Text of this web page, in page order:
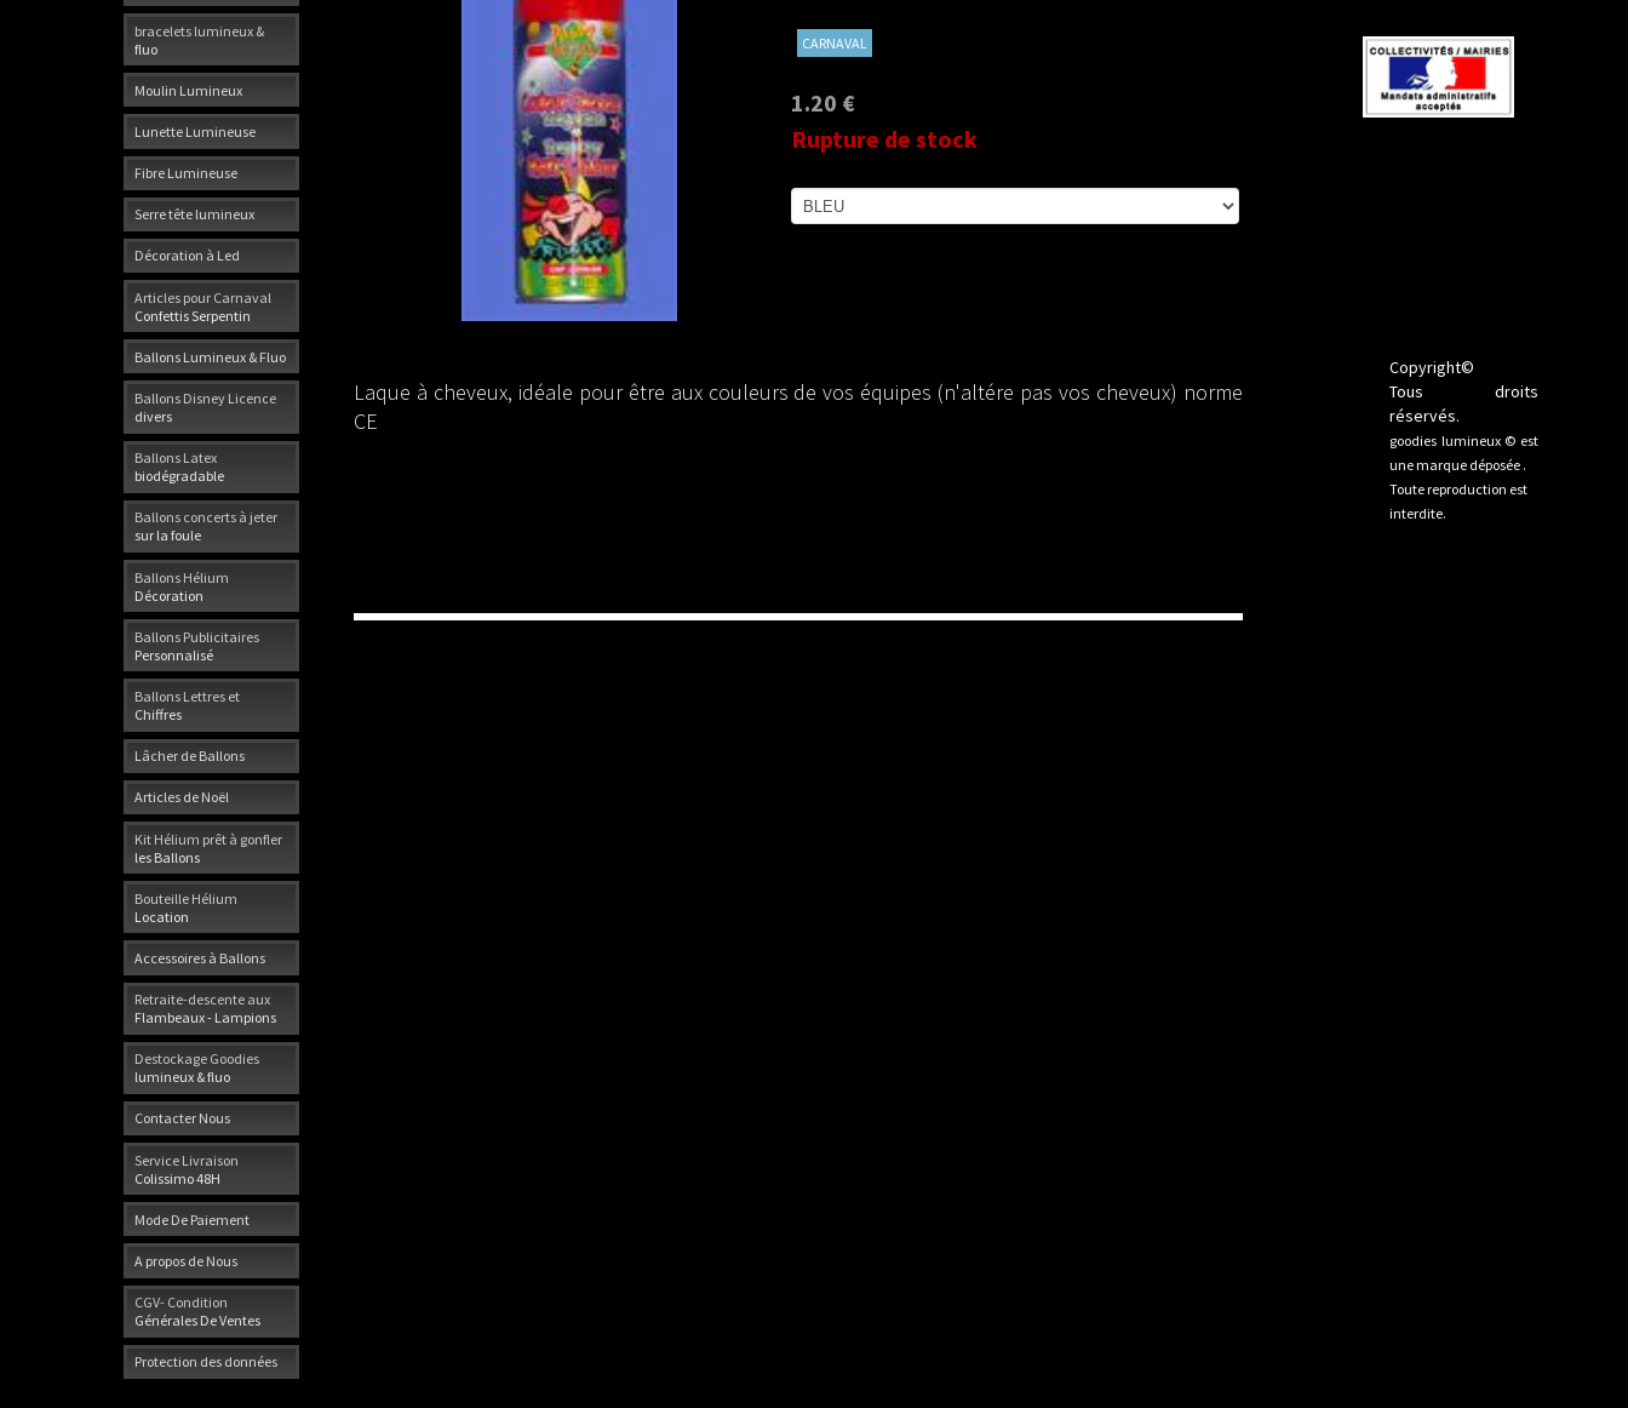
bracelets lumineux &
fluo
Moulin Lumineux
Lunette Lumineuse
Fibre Lumineuse
Serre tête lumineux
Décoration à Led
Articles pour Carnaval
Confettis Serpentin
Ballons Lumineux & Fluo
Ballons Disney Licence
divers
Ballons Latex
biodégradable
Ballons concerts à jeter
sur la foule
Ballons Hélium
Décoration
Ballons Publicitaires
Personnalisé
Ballons Lettres et
Chiffres
Lâcher de Ballons
Articles de Noël
Kit Hélium prêt à gonfler
les Ballons
Bouteille Hélium
Location
Accessoires à Ballons
Retraite-descente aux
Flambeaux - Lampions
Destockage Goodies
lumineux & fluo
Contacter Nous
Service Livraison
Colissimo 48H
Mode De Paiement
A propos de Nous
CGV- Condition
Générales De Ventes
Protection des données
Copyright©
Tous droits
réservés.
goodies lumineux © est
une marque déposée .
Toute reproduction est
interdite.
CARNAVAL
1.20 €
Rupture de stock
Laque à cheveux, idéale pour être aux couleurs de vos équipes (n'altére pas vos cheveux) norme
CE